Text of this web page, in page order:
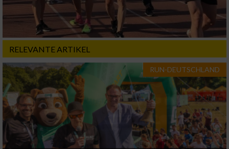
RELEVANTE ARTIKEL
RUN-DEUTSCHLAND